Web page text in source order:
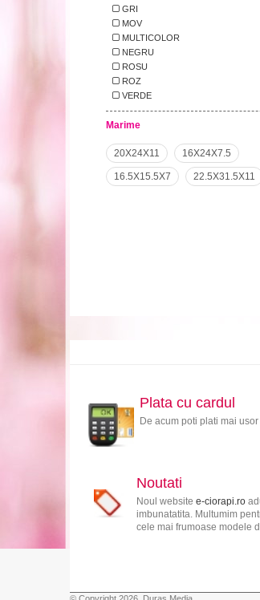
GRI
MOV
MULTICOLOR
NEGRU
ROSU
ROZ
VERDE
Marime
20X24X11 16X24X7.5
16.5X15.5X7 22.5X31.5X11
Plata cu cardul
De acum poti plati mai usor
Noutati
Noul website e-ciorapi.ro
imbunatatita. Multumim
cele mai frumoase modele
© Copyright 2026, Duras Media